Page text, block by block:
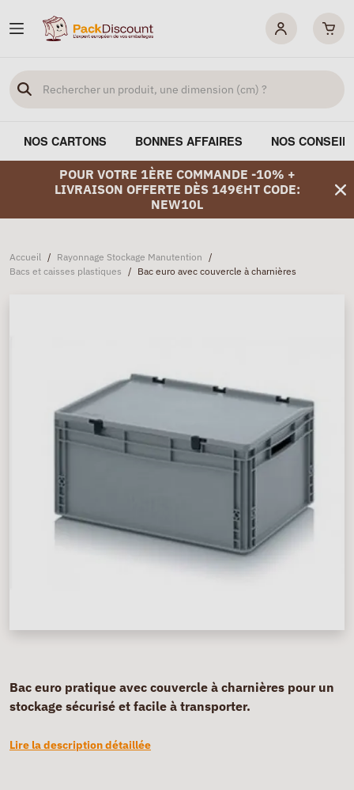
NOS CARTONS BONNES AFFAIRES NOS
POUR VOTRE 1ÈRE COMMANDE -10% +
LIVRAISON OFFERTE DÈS 149€HT CODE:
NEW10L
Accueil / Rayonnage Stockage Manutention /
Bacs et caisses plastiques / Bac euro avec couvercle à charnières
Bac euro pratique avec couvercle à charnières pour un
stockage sécurisé et facile à transporter.
Lire la description détaillée